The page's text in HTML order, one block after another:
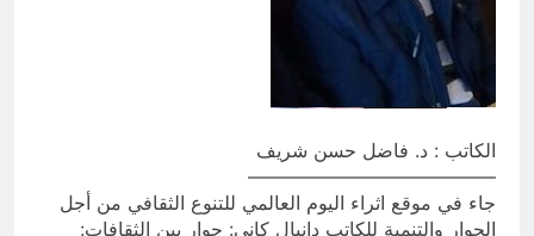
الكاتبان باقر الزبيدي ورياض سعد يحذران
أسلحتكم وأمتعتكم فيميلون عليكم ميلة
الكاتب : د. فاضل حسن شريف
—————————————
جاء في موقع اثراء اليوم العالمي للتنوع الثقافي من أجل
الحوار والتنمية للكاتب دانيال كاني: حوار بين الثقافات: